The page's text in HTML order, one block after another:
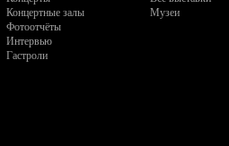
Концертные залы
Фотоотчёты
Интервью
Гастроли
Музеи